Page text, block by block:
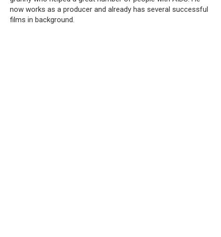
now works as a producer and already has several successful
films in background.